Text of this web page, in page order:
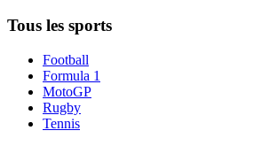
Tous les sports
Football
Formula 1
MotoGP
Rugby
Tennis